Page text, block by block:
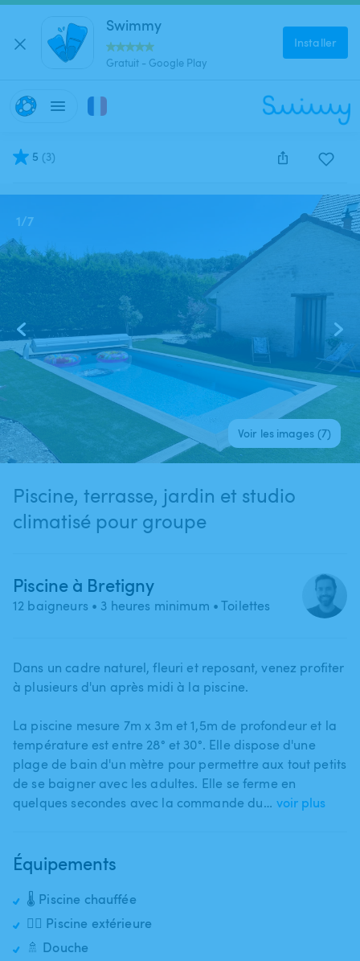
Swimmy
Gratuit - Google Play
Installer
5 (3)
Cette annonce est close et ne peut être réservée.
1/7
Voir les images (7)
Piscine, terrasse, jardin et studio
climatisé pour groupe
Piscine à Bretigny
12 baigneurs • 3 heures minimum • Toilettes
Dans un cadre naturel​,​ fleuri et reposant​,​ venez profiter
à plusieurs d'un après midi à la piscine.
La piscine mesure 7m x 3m et 1​,​5m de profondeur et la
température est entre 28° et 30°. Elle dispose d'une
plage de bain d'un mètre pour permettre aux tout petits
de se baigner avec les adultes. Elle se ferme en
quelques secondes avec la commande du… voir plus
Équipements
🌡️ Piscine chauffée
🏊‍♂️ Piscine extérieure
🚿 Douche